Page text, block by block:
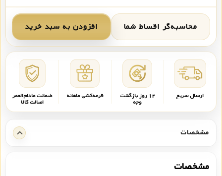
محاسبه‌گر اقساط شما افزودن به سبد خرید
ارسال سریع ۱۴ روز بازگشت
وجه
قرعه‌کشی ماهانه ضمانت مادام‌العمر
اصالت کالا
مشخصات
مشخصات